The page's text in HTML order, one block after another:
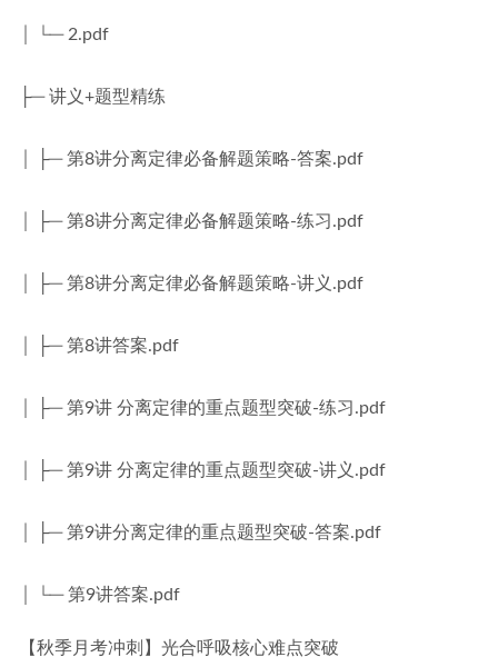
│ └─ 2.pdf
├─ 讲义+题型精练
│ ├─ 第8讲分离定律必备解题策略-答案.pdf
│ ├─ 第8讲分离定律必备解题策略-练习.pdf
│ ├─ 第8讲分离定律必备解题策略-讲义.pdf
│ ├─ 第8讲答案.pdf
│ ├─ 第9讲 分离定律的重点题型突破-练习.pdf
│ ├─ 第9讲 分离定律的重点题型突破-讲义.pdf
│ ├─ 第9讲分离定律的重点题型突破-答案.pdf
│ └─ 第9讲答案.pdf
【秋季月考冲刺】光合呼吸核心难点突破